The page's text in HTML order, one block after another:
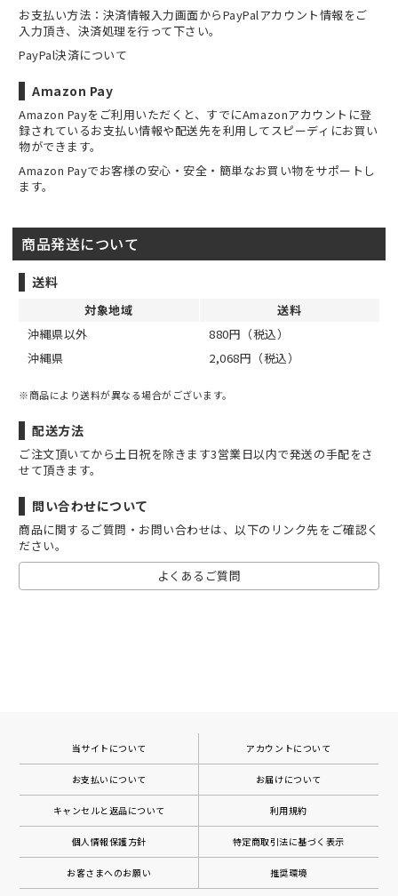
お支払い方法：決済情報入力画面からPayPalアカウント情報をご
入力頂き、決済処理を行って下さい。
PayPal決済について
Amazon Pay
Amazon Payをご利用いただくと、すでにAmazonアカウントに登
録されているお支払い情報や配送先を利用してスピーディにお買い
物ができます。
Amazon Payでお客様の安心・安全・簡単なお買い物をサポートし
ます。
商品発送について
送料
対象地域
送料
沖縄県以外
880円（税込）
沖縄県
2,068円（税込）
※商品により送料が異なる場合がございます。
配送方法
ご注文頂いてから土日祝を除きます3営業日以内で発送の手配をさ
せて頂きます。
問い合わせについて
商品に関するご質問・お問い合わせは、以下のリンク先をご確認く
ださい。
よくあるご質問
当サイトについて アカウントについて
お支払いについて お届けについて
キャンセルと返品について 利用規約
個人情報保護方針 特定商取引法に基づく表示
お客さまへのお願い 推奨環境